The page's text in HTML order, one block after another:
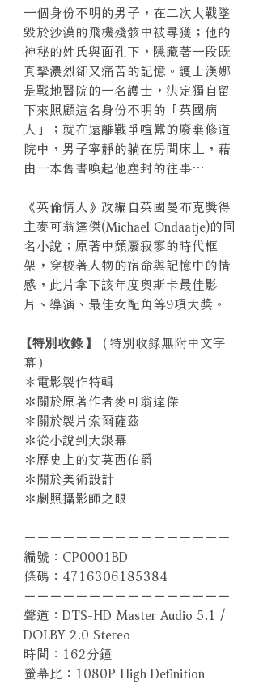
一個身份不明的男子，在二次大戰墜
毀於沙漠的飛機殘骸中被尋獲；他的
神秘的姓氏與面孔下，隱藏著一段既
真摯濃烈卻又痛苦的記憶。護士漢娜
是戰地醫院的一名護士，決定獨自留
下來照顧這名身份不明的「英國病
人」；就在遠離戰爭喧囂的廢棄修道
院中，男子寧靜的躺在房間床上，藉
由一本舊書喚起他塵封的往事…
《英倫情人》改編自英國曼布克獎得
主麥可翁達傑(Michael Ondaatje)的同
名小說；原著中頹廢寂寥的時代框
架，穿梭著人物的宿命與記憶中的情
感，此片拿下該年度奧斯卡最佳影
片、導演、最佳女配角等9項大獎。
【特別收錄】
（特別收錄無附中文字
幕）
＊電影製作特輯
＊關於原著作者麥可翁達傑
＊關於製片索爾薩茲
＊從小說到大銀幕
＊歷史上的艾莫西伯爵
＊關於美術設計
＊劇照攝影師之眼
－－－－－－－－－－－－－－－－
編號：CP0001BD
條碼：4716306185384
－－－－－－－－－－－－－－－－
聲道：DTS-HD Master Audio 5.1 /
DOLBY 2.0 Stereo
時間：162分鐘
螢幕比：1080P High Definition